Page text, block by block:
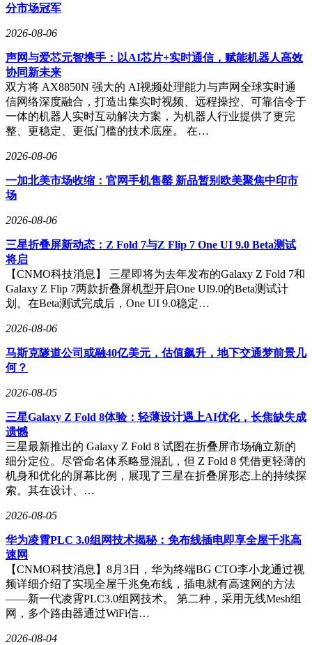
分市场冠军
2026-08-06
声网与爱芯元智携手：以AI芯片+实时通信，赋能机器人高效
协同新未来
双方将 AX8850N 强大的 AI视频处理能力与声网全球实时通
信网络深度融合，打造出集实时视频、远程操控、可靠信令于
一体的机器人实时互动解决方案，为机器人行业提供了更完
整、更稳定、更低门槛的技术底座。 在…
2026-08-06
一加北美市场收缩：官网手机售罄 新品暂别欧美聚焦中印市
场
2026-08-06
三星折叠屏新动态：Z Fold 7与Z Flip 7 One UI 9.0 Beta测试
将启
【CNMO科技消息】 三星即将为去年发布的Galaxy Z Fold 7和
Galaxy Z Flip 7两款折叠屏机型开启One UI9.0的Beta测试计
划。在Beta测试完成后，One UI 9.0稳定…
2026-08-06
马斯克隧道公司或融40亿美元，估值飙升，地下交通梦前景几
何？
2026-08-05
三星Galaxy Z Fold 8体验：轻薄设计遇上AI优化，长焦缺失成
遗憾
三星最新推出的 Galaxy Z Fold 8 试图在折叠屏市场确立新的
细分定位。尽管命名体系略显混乱，但 Z Fold 8 凭借更轻薄的
机身和优化的屏幕比例，展现了三星在折叠屏形态上的持续探
索。其在设计、…
2026-08-05
华为凌霄PLC 3.0组网技术揭秘：免布线插电即享全屋千兆高
速网
【CNMO科技消息】8月3日，华为终端BG CTO李小龙通过视
频详细介绍了实现全屋千兆免布线，插电就有高速网的方法
——新一代凌霄PLC3.0组网技术。 第二种，采用无线Mesh组
网，多个路由器通过WiFi信…
2026-08-04